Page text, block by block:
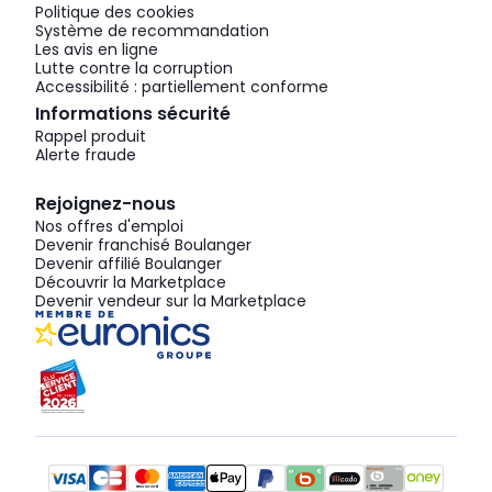
Politique des cookies
Système de recommandation
Les avis en ligne
Lutte contre la corruption
Accessibilité : partiellement conforme
Informations sécurité
Rappel produit
Alerte fraude
Rejoignez-nous
Nos offres d'emploi
Devenir franchisé Boulanger
Devenir affilié Boulanger
Découvrir la Marketplace
Devenir vendeur sur la Marketplace